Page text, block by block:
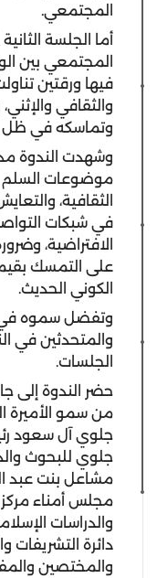
المجتمعي.
أما الجلسة
المجتمعي بين
فيها ورقتين
والثقافي
وتماسكه في ظل
وشهدت الندوة
موضوعات السلم
الثقافية،
في شبكات
الافتراضية،
على التمسك
الكوني الحديث.
وتفضل سموه في
والمتحدثين في
الجلسات.
حضر الندوة إلى
من سمو الأميرة
جلوي آل سعود
جلوي للبحوث
مشاعل بنت عبد
مجلس أمناء
والدراسات
دائرة التشريفات
والمختصين